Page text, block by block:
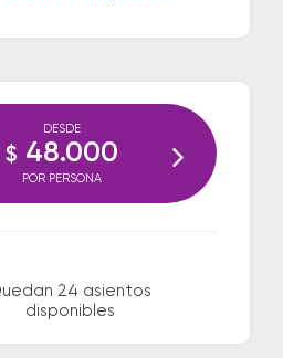
24 asientos
disponibles
DESDE
$ 48.000
POR PERSONA